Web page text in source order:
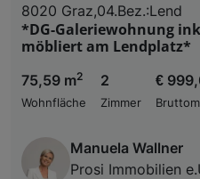
8020 Graz,04.Bez.:Lend
*DG-Galeriewohnung
möbliert am Lendplatz*
75,59 m2
Wohnfläche
2
Zimmer
€
Manuela Wallner
Prosi Immobilien